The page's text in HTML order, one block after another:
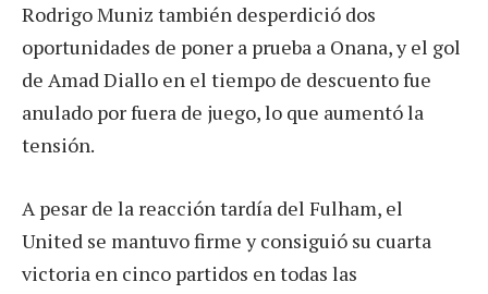
Rodrigo Muniz también desperdició dos
oportunidades de poner a prueba a Onana, y el gol
de Amad Diallo en el tiempo de descuento fue
anulado por fuera de juego, lo que aumentó la
tensión.
A pesar de la reacción tardía del Fulham, el
United se mantuvo firme y consiguió su cuarta
victoria en cinco partidos en todas las